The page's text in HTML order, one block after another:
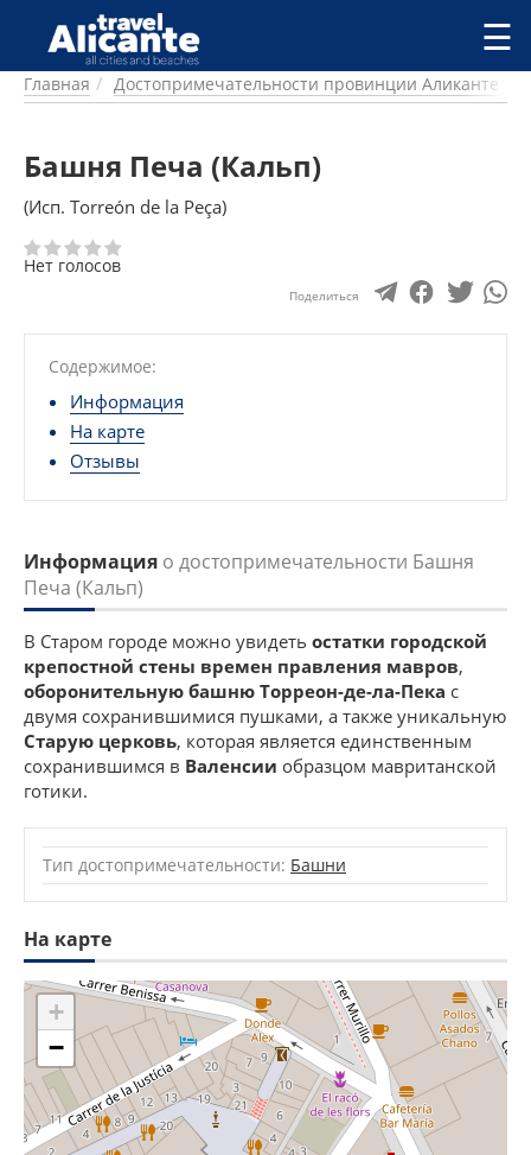
Перейти к основному содержанию
ГОРОДА
ПИТАНИЕ
ПЛЯЖИ
ДОСТОПРИМЕЧАТЕЛЬНОСТИ
КЕМПИНГ
РЕЦЕПТЫ
ПРЕДЛОЖЕНИЯ
СТАТЬИ
УСЛУГИ
☰
Главная Достопримечательности провинции Аликанте
Башня Печа (Кальп)
(Исп. Torreón de la Peça)
Нет голосов
Поделиться
Содержимое:
Информация
На карте
Отзывы
Информация о достопримечательности Башня
Печа (Кальп)
В Старом городе можно увидеть остатки городской
крепостной стены времен правления мавров,
оборонительную башню Торреон-де-ла-Пека с
двумя сохранившимися пушками, а также уникальную
Старую церковь, которая является единственным
сохранившимся в Валенсии образцом мавританской
готики.
Тип достопримечательности: Башни
На карте
+
−